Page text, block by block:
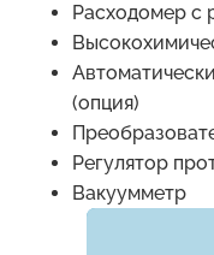
Расходомер с
(опция)
Регулятор
Вакуумметр